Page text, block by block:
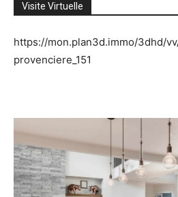
Visite Virtuelle
https://mon.plan3d.immo/3dhd/
provenciere_151